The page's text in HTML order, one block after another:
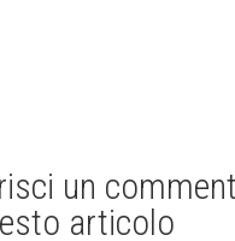
un
articolo